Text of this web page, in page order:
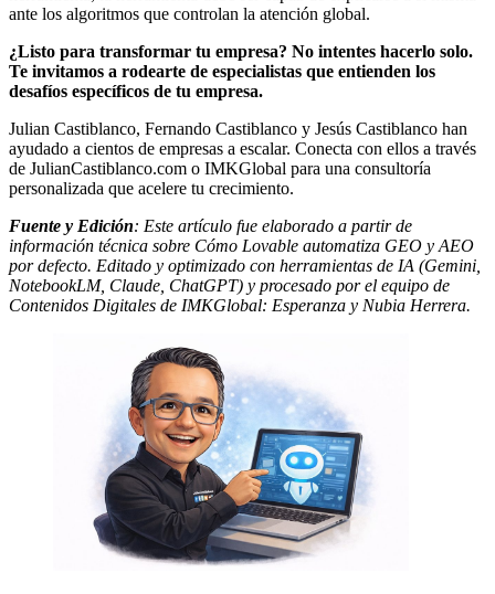
ante los algoritmos que controlan la atención global.
¿Listo para transformar tu empresa? No intentes hacerlo solo.
Te invitamos a rodearte de especialistas que entienden los
desafíos específicos de tu empresa.
Julian Castiblanco, Fernando Castiblanco y Jesús Castiblanco han
ayudado a cientos de empresas a escalar. Conecta con ellos a través
de JulianCastiblanco.com o IMKGlobal para una consultoría
personalizada que acelere tu crecimiento.
Fuente y Edición: Este artículo fue elaborado a partir de
información técnica sobre Cómo Lovable automatiza GEO y AEO
por defecto. Editado y optimizado con herramientas de IA (Gemini,
NotebookLM, Claude, ChatGPT) y procesado por el equipo de
Contenidos Digitales de IMKGlobal: Esperanza y Nubia Herrera.